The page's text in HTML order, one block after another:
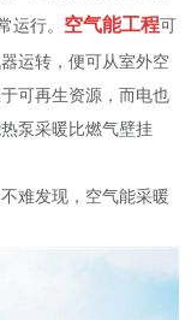
运行。 空气能工程可
运转，便可从室外空
可再生资源，而电也
泵采暖比燃气壁挂
难发现，空气能采暖